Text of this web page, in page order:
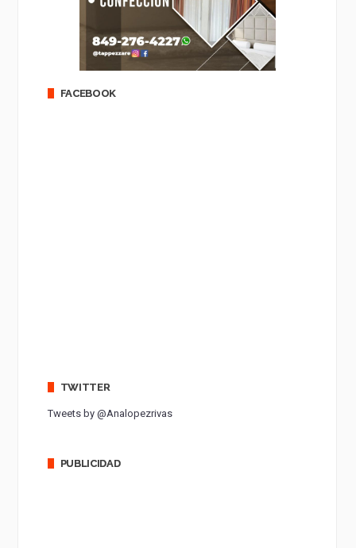
FACEBOOK
TWITTER
Tweets by @Analopezrivas
PUBLICIDAD